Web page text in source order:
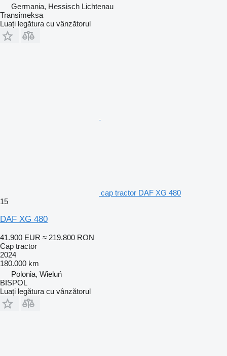
Germania, Hessisch Lichtenau
Transimeksa
Luați legătura cu vânzătorul
cap tractor DAF XG 480
15
DAF XG 480
41.900 EUR ≈ 219.800 RON
Cap tractor
2024
180.000 km
Polonia, Wieluń
BISPOL
Luați legătura cu vânzătorul